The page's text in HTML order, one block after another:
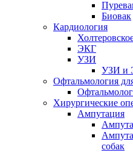
Биовак
Кардиология
ЭКГ
УЗИ
УЗИ и
Офтальмология
Хирургические
Ампутация
собак